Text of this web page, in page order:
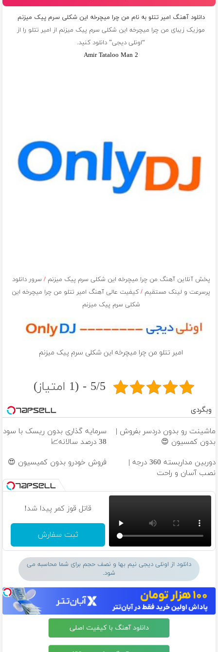
دانلود آهنگ امیر تتلو به نام من چرا ميچرخه اين شكلى سرم پيک ميزنم
موزیک زیبای من چرا ميچرخه اين شكلى سرم پيک ميزنم از امیر تتلو را از
“اونلی دیجی” دانلود کنید.
Amir Tataloo Man 2
پخش آنلاین آهنگ من چرا ميچرخه اين شكلى سرم پيک ميزنم/ سرور دانلود
پرسرعت و لینک مستقیم /کیفیت عالی آهنگ امیر تتلو من چرا ميچرخه اين
شكلى سرم پيک ميزنم
امیر تتلو من چرا ميچرخه اين شكلى سرم پيک ميزنم
5/5 - (1 امتیاز)
وبگردی
ماشینت رو بدون دردسر بفروش |
بدون کمسیون 😍
سرمایه گذاری بدون ریسک با سود
38 درصد سالانه📈
دوربین مداربسته 360 درجه |
نصب آسان و راحت
فروش خودرو بدون کمیسیون 😍
قاتل قوز کمر پیدا شد!
ثبت سفارش
دانلود از اونلی دیجی نیم بها و نصف حجم برای شما محاسبه می
شود.
دانلود آهنگ با کیفیت اصلی